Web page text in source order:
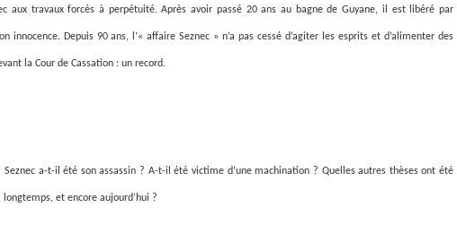
aux travaux forcés à perpétuité. Après avoir passé 20 ans au bagne de Guyane, il est libéré par
Depuis 90 ans, l’« affaire Seznec » n’a pas cessé d’agiter les esprits et d’alimenter des
la Cour de Cassation : un record.
a-t-il été son assassin ? A-t-il été victime d’une machination ? Quelles autres thèses ont été
et encore aujourd’hui ?